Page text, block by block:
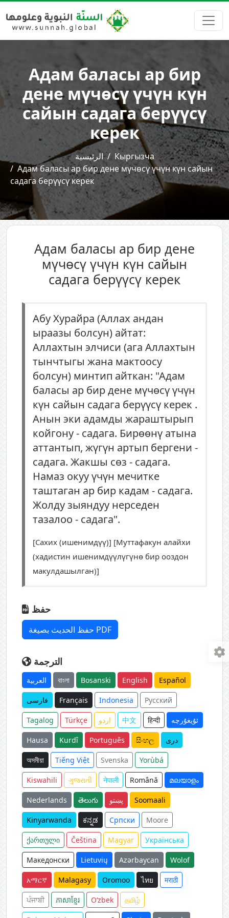
Адам баласы ар бир
дене мүчөсү үчүн күн
сайын садага берүүсү
керек
الرئيسية
Кыргызча
Адам баласы ар бир дене мүчөсү үчүн күн сайын
садага берүүсү керек
Адам баласы ар бир дене
мүчөсү үчүн күн сайын
садага берүүсү керек
Абу Хурайра (Аллах андан
ыраазы болсун) айтат:
Аллахтын элчиси (ага Аллахтын
тынчтыгы жана мактоосу
болсун) минтип айткан: "Адам
баласы ар бир дене мүчөсү үчүн
күн сайын садага берүүсү керек .
Анын эки адамды жараштырып
койгону - садага. Бирөөнү атына
аттантып, жүгүн артып бергени -
садага. Жакшы сөз - садага.
Намаз окуу үчүн мечитке
таштаган ар бир кадам - садага.
Жолду зыяндуу нерседен
тазалоо - садага".
[Сахих (ишенимдүү)] [Муттафакун алайхи
(хадистин ишенимдүүлүгүнө бир ооздон
макулдашылган)]
حفظ
حفظ الحديث بصيغة PDF
الترجمة
العربية বাংলা Bosanski English Español
فارسی Français Indonesia Русский
Tagalog Türkçe اردو 中文 हिन्दी ئۇيغۇرچە
Hausa Kurdî Português සිංහල دری
অসমীয়া Tiếng Việt Svenska Yorùbá
Kiswahili ગુજરાતી नेपाली Română മലയാളം
Nederlands తెలుగు پښتو Soomaali
Kinyarwanda ಕನ್ನಡ Српски Moore
ქართული Čeština Magyar Українська
Македонски Lietuvių Azərbaycan Wolof
አማርኛ Malagasy Oromoo ไทย मराठी
ਪੰਜਾਬੀ ភាសាខ្មែរ O‘zbek தமிழ்